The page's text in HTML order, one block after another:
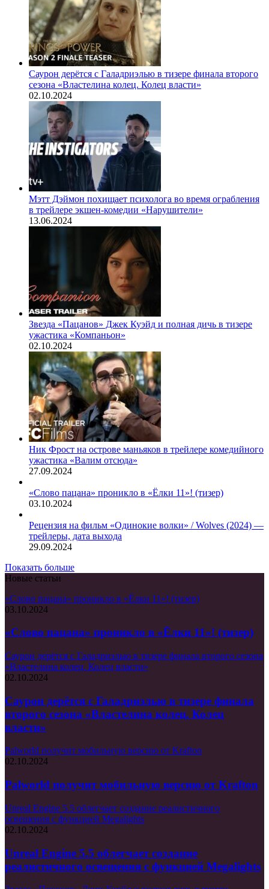
Саурон дерётся с Галадриэлью в тизере финала второго
сезона «Властелина колец. Колец власти»
02.10.2024
Мэтт Дэймон похищает психолога во время ограбления
в трейлере экшен-комедии «Нарушители»
13.06.2024
Звезда «Пацанов» Джек Куэйд и полная дичь в тизере
ужастика «Компаньон»
02.10.2024
Ник Фрост на острове маньяков в трейлере комедийного
ужастика «Валим отсюда»
27.09.2024
«Слово пацана» проникло в «Ёлки 11»! (тизер)
03.10.2024
Рецензия на фильм «Одинокие волки» / Wolves (2024) —
трейлеры, дата выхода
29.09.2024
Показать больше
Новые статьи
«Слово пацана» проникло в «Ёлки 11»! (тизер)
03.10.2024
«Слово пацана» проникло в «Ёлки 11»! (тизер)
Саурон дерётся с Галадриэлью в тизере финала второго сезона
«Властелина колец. Колец власти»
02.10.2024
Саурон дерётся с Галадриэлью в тизере финала
второго сезона «Властелина колец. Колец
власти»
Palworld получит мобильную версию от Krafton
02.10.2024
Palworld получит мобильную версию от Krafton
Unreal Engine 5.5 облегчает создание реалистичного
освещения с функцией Megalights
02.10.2024
Unreal Engine 5.5 облегчает создание
реалистичного освещения с функцией Megalights